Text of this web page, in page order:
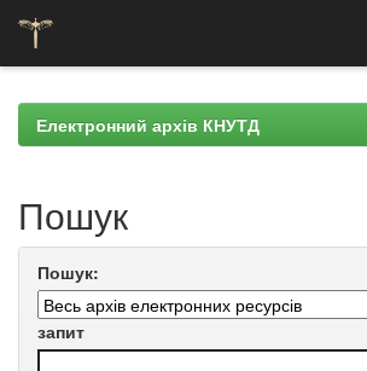
navigationЕлектронний архів КНУТД
Пошук
Пошук:
запит